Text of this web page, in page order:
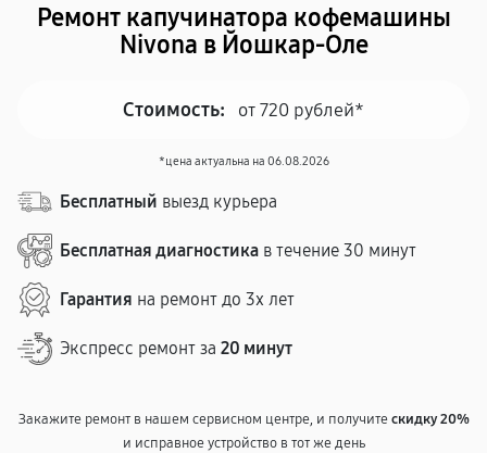
Ремонт капучинатора кофемашины
Nivona в Йошкар-Оле
Стоимость: от 720 рублей*
*цена актуальна на 06.08.2026
Бесплатный выезд курьера
Бесплатная диагностика в течение 30 минут
Гарантия на ремонт до 3х лет
Экспресс ремонт за 20 минут
Закажите ремонт в нашем сервисном центре, и получитескидку 20%
и исправное устройство в тот же день